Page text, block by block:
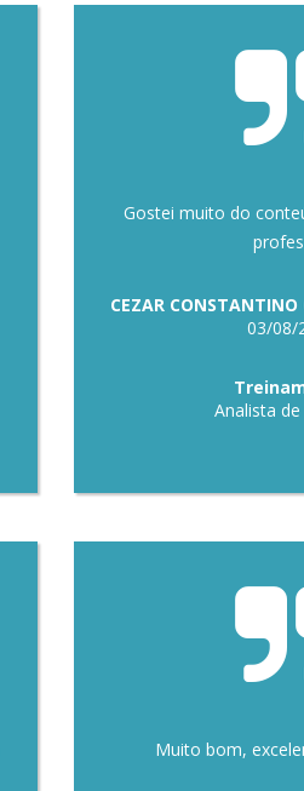
Gostei muito do
CEZAR CONSTANTINO
03/08/
Analista
Muito bom,